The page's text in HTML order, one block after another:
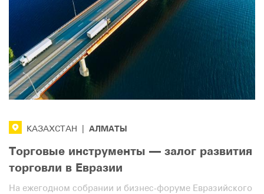
КАЗАХСТАН AЛМАТЫ
Торговые инструменты — залог развития
торговли в Евразии
На ежегодном собрании и бизнес-форуме Евразийского